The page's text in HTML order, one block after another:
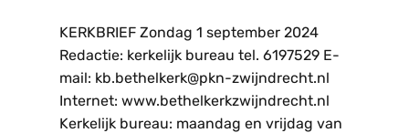
KERKBRIEF Zondag 1 september 2024
Redactie: kerkelijk bureau tel. 6197529 E-
mail: kb.bethelkerk@pkn-zwijndrecht.nl
Internet: www.bethelkerkzwijndrecht.nl
Kerkelijk bureau: maandag en vrijdag van